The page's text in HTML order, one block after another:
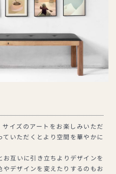
サイズのアートをお楽しみいただ
いただくとより空間を華やかに
互いに引き立ちよりデザインを
デザインを変えたりするのもお